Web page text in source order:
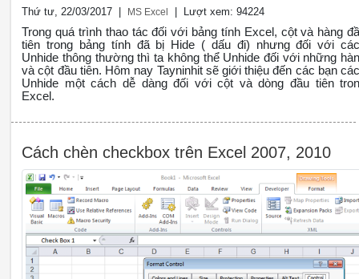
Thứ tư, 22/03/2017 | MS Excel | Lượt xem: 94224
Trong quá trình thao tác đối với bảng tính Excel, cột và hàng
tiên trong bảng tính đã bị Hide ( dấu đi) nhưng đối với
Unhide thông thường thì ta không thể Unhide đối với những
và cột đầu tiên. Hôm nay Tayninhit sẽ giới thiệu đến các bạn
Unhide một cách dễ dàng đối với cột và dòng đầu tiên
Excel.
Cách chèn checkbox trên Excel 2007, 2010